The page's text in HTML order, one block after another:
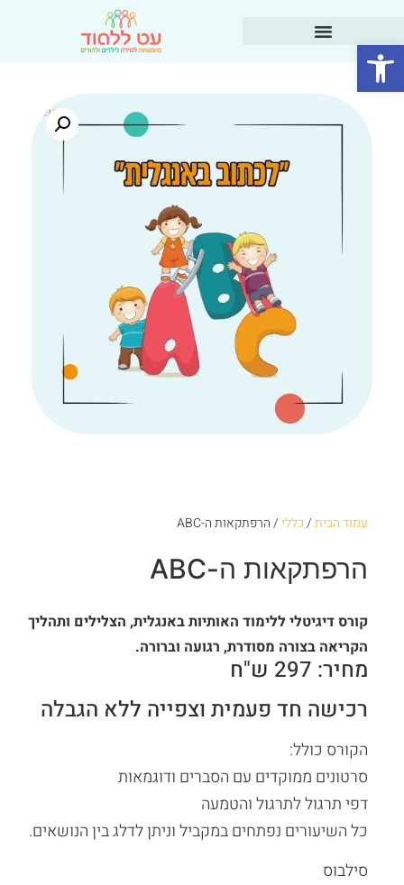
פתח סרגל נגישות
עמוד הבית/כללי/ הרפתקאות ה-ABC
הרפתקאות ה-ABC
קורס דיגיטלי ללימוד האותיות באנגלית, הצלילים ותהליך
הקריאה בצורה מסודרת, רגועה וברורה.
מחיר: 297 ש"ח
רכישה חד פעמית וצפייה ללא הגבלה
הקורס כולל:
סרטונים ממוקדים עם הסברים ודוגמאות
דפי תרגול לתרגול והטמעה
כל השיעורים נפתחים במקביל וניתן לדלג בין הנושאים.
סילבוס